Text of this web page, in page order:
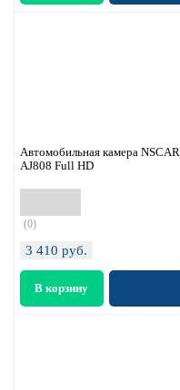
Автомобильная камера NSCAR
AJ808 Full HD
(0)
3 410 руб.